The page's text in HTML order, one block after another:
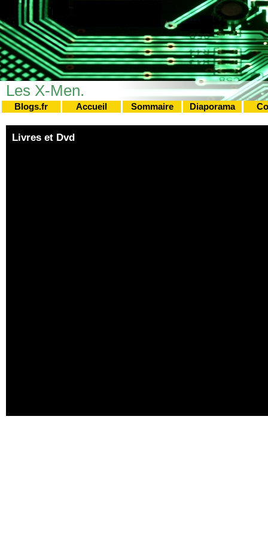
Les X-Men.
Blogs.fr Accueil Sommaire Diaporama
Livres et Dvd